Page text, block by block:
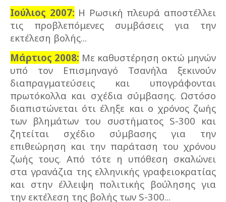
Ιούλιος 2007: Η Ρωσική πλευρά αποστέλλει
τις προβλεπόμενες συμβάσεις για την
εκτέλεση βολής...
Μάρτιος 2008: Με καθυστέρηση οκτώ μηνών
υπό τον Επισμηναγό Τσανήλα ξεκινούν
διαπραγματεύσεις και υπογράφονται
πρωτόκολλα και σχέδια σύμβασης. Ωστόσο
διαπιστώνεται ότι έληξε και ο χρόνος ζωής
των βλημάτων του συστήματος S-300 και
ζητείται σχέδιο σύμβασης για την
επιθεώρηση και την παράταση του χρόνου
ζωής τους. Από τότε η υπόθεση σκαλώνει
στα γρανάζια της ελληνικής γραφειοκρατίας
και στην έλλειψη πολιτικής βούλησης για
την εκτέλεση της βολής των S-300...